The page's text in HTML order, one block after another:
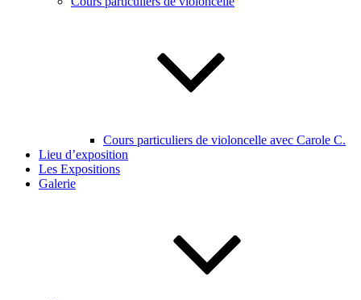
Cours particuliers de violoncelle avec Carole C.
Lieu d’exposition
Les Expositions
Galerie